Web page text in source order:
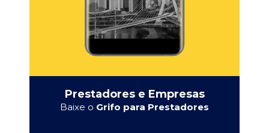
Prestadores e Empresas
Baixe o Grifo para Prestadores